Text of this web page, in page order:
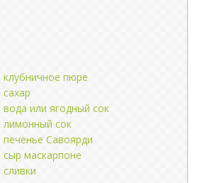
клубничное пюре
сахар
вода или ягодный сок
лимонный сок
печенье Савоярди
сыр маскарпоне
сливки